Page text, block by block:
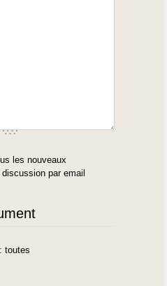
les nouveaux
par email
toutes